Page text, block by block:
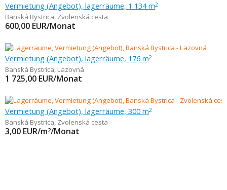
Vermietung (Angebot), lagerräume, 1 134 m2
Banská Bystrica, Zvolenská cesta
600,00 EUR/Monat
Vermietung (Angebot), lagerräume, 176 m2
Banská Bystrica, Lazovná
1 725,00 EUR/Monat
Vermietung (Angebot), lagerräume, 300 m2
Banská Bystrica, Zvolenská cesta
3,00 EUR/m2/Monat